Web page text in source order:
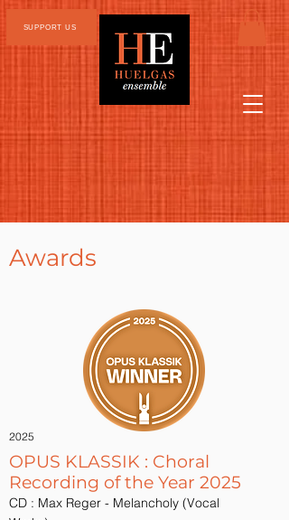
SUPPORT US
Awards
2025
OPUS KLASSIK : Choral
Recording of the Year 2025
CD : Max Reger - Melancholy (Vocal